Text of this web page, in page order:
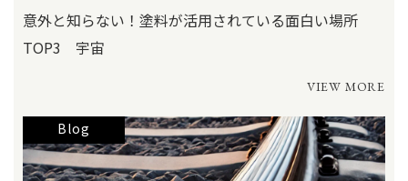
意外と知らない！塗料が活用されている面白い場所
TOP3 宇宙
VIEW MORE
Blog